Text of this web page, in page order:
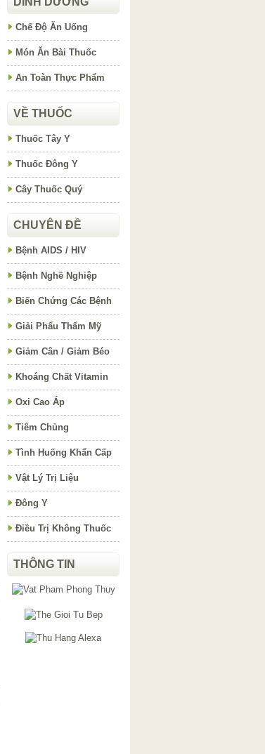
Chế Độ Ăn Uống
Món Ăn Bài Thuốc
An Toàn Thực Phẩm
VỀ THUỐC
Thuốc Tây Y
Thuốc Đông Y
Cây Thuốc Quý
CHUYÊN ĐỀ
Bệnh AIDS / HIV
Bệnh Nghề Nghiệp
Biến Chứng Các Bệnh
Giải Phẩu Thẩm Mỹ
Giảm Cân / Giảm Béo
Khoáng Chất Vitamin
Oxi Cao Áp
Tiêm Chủng
Tình Huống Khẩn Cấp
Vật Lý Trị Liệu
Đông Y
Điều Trị Không Thuốc
THÔNG TIN